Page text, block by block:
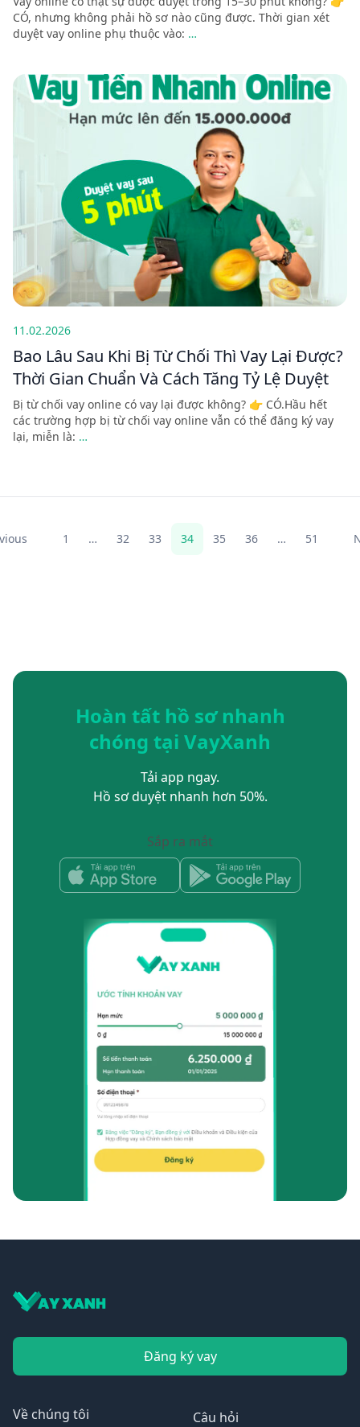
CÓ, nhưng không phải hồ sơ nào cũng được. Thời gian xét
duyệt vay online phụ thuộc vào: …
11.02.2026
Bao Lâu Sau Khi Bị Từ Chối Thì Vay Lại Được?
Thời Gian Chuẩn Và Cách Tăng Tỷ Lệ Duyệt
Bị từ chối vay online có vay lại được không? 👉 CÓ.Hầu hết
các trường hợp bị từ chối vay online vẫn có thể đăng ký vay
lại, miễn là: …
1 … 32 33 34 35 36 … 51
Hoàn tất hồ sơ nhanh
chóng tại VayXanh
Tải app ngay.
Hồ sơ duyệt nhanh hơn 50%.
Sắp ra mắt
Đăng ký vay
Về chúng tôi
Câu hỏi